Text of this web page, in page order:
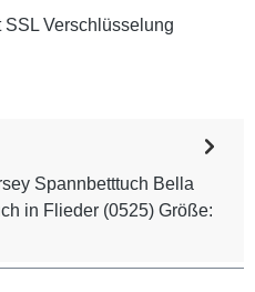
Verschlüsselung
Spannbetttuch Bella
in Flieder (0525) Größe: